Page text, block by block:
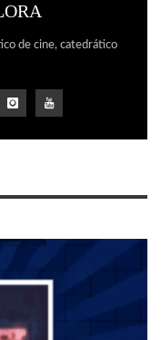
de cine, catedrático